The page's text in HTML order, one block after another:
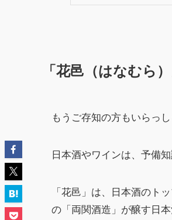
「花邑（はなむら
もうご存知の方もいらっ
日本酒やワインは、予備
「花邑」は、日本酒のト
の「両関酒造」が醸す日本